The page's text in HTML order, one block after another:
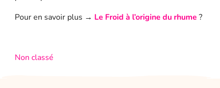
Pour en savoir plus → Le Froid à l’origine du rhume ?
Non classé